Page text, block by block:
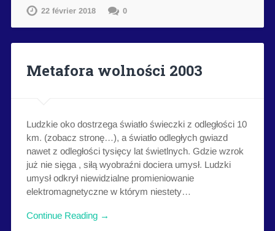
22 février 2018 0
Metafora wolności 2003
Ludzkie oko dostrzega światło świeczki z odległości 10
km. (zobacz stronę…), a światło odległych gwiazd
nawet z odległości tysięcy lat świetlnych. Gdzie wzrok
już nie sięga , siłą wyobraźni dociera umysł. Ludzki
umysł odkrył niewidzialne promieniowanie
elektromagnetyczne w którym niestety…
Continue Reading →